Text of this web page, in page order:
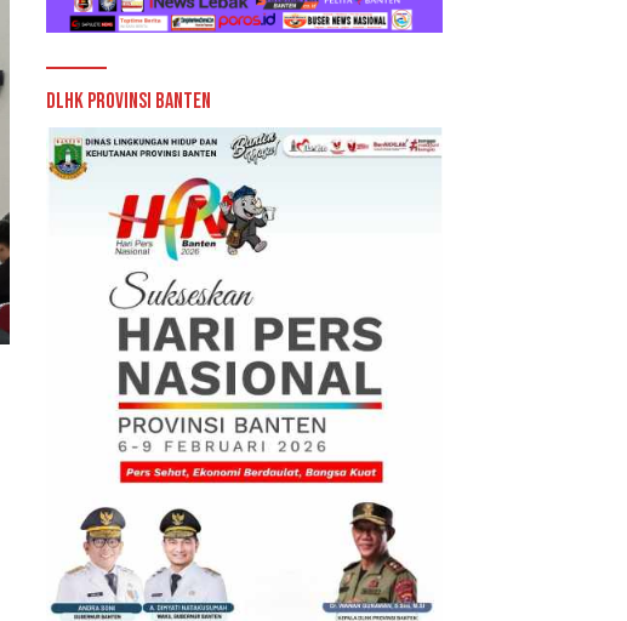
DLHK Provinsi Banten